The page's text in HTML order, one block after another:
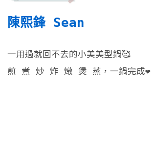
陳熙鋒 Sean
一用過就回不去的小美美型鍋🥰
煎 煮 炒 炸 燉 煲 蒸，一鍋完成❤️